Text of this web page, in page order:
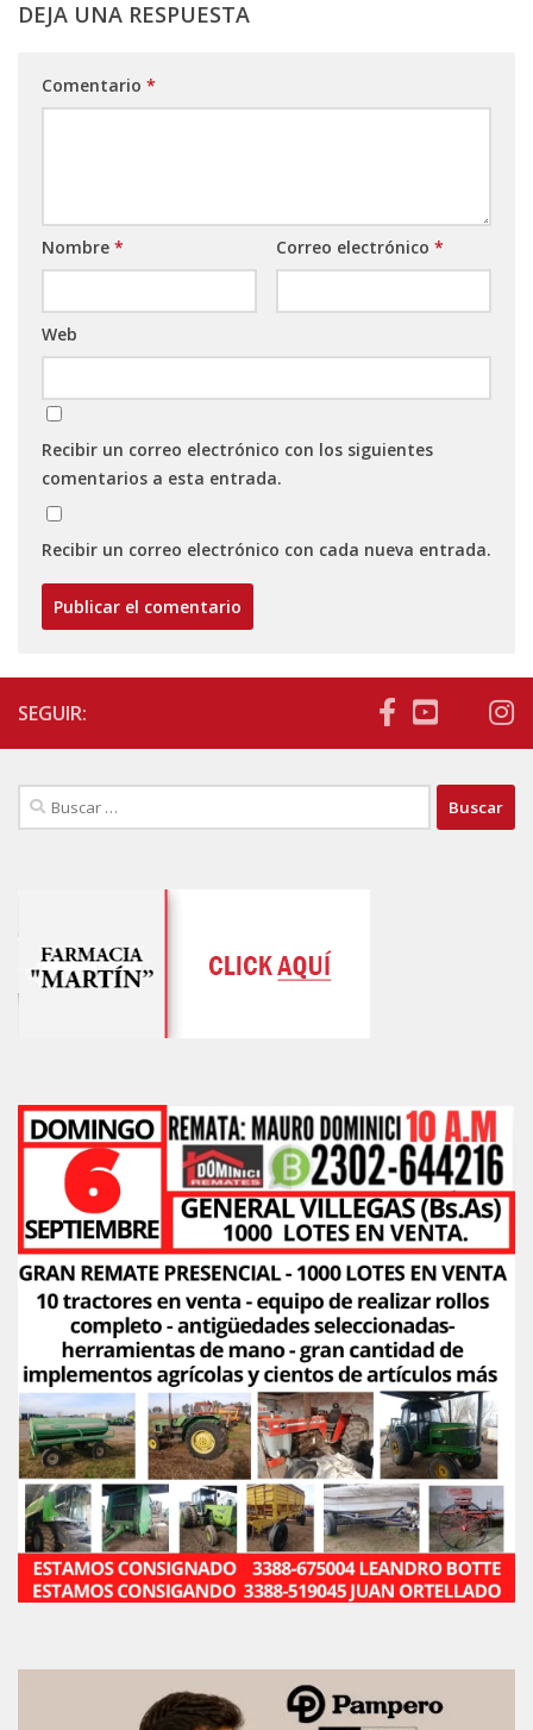
DEJA UNA RESPUESTA
Comentario *
Nombre * Correo electrónico *
Web
Recibir un correo electrónico con los siguientes
comentarios a esta entrada.
Recibir un correo electrónico con cada nueva entrada.
SEGUIR:
Buscar: